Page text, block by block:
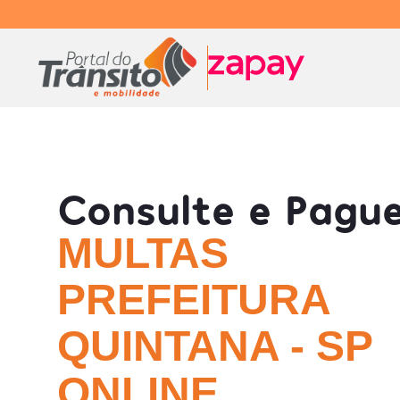
Consulte e
MULTAS
PREFEITURA
QUINTANA - SP